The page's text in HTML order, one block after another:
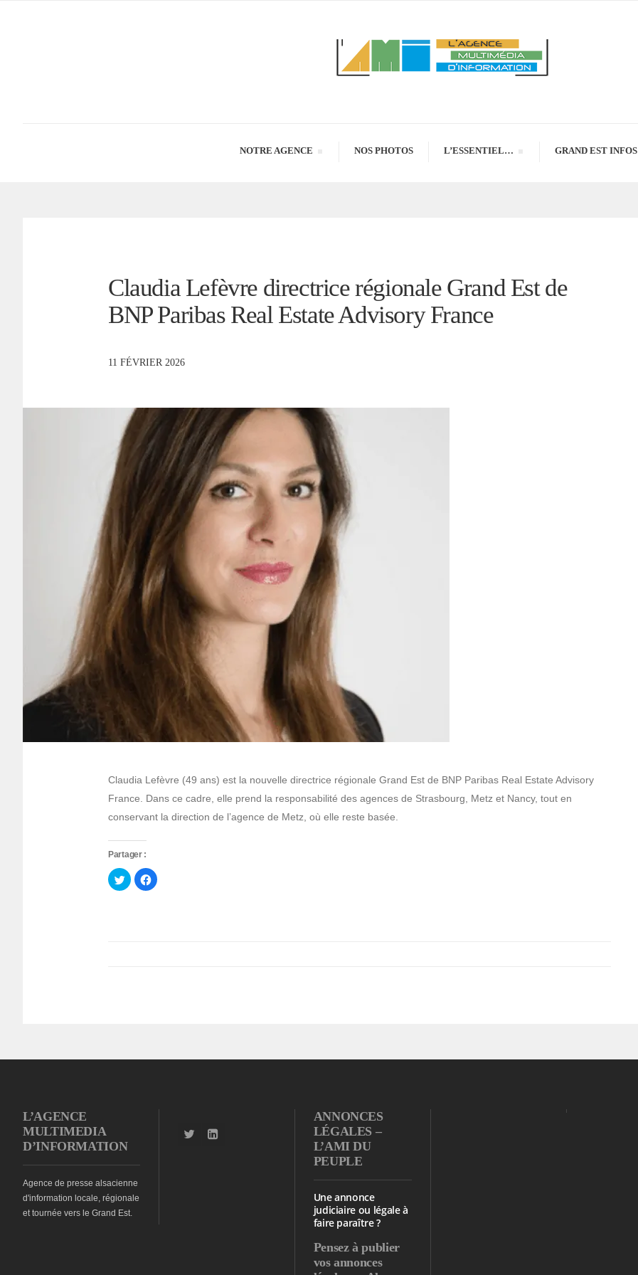
NOTRE AGENCE NOS PHOTOS L’ESSENTIEL… GRAND EST INFOS
Claudia Lefèvre directrice régionale Grand Est de
BNP Paribas Real Estate Advisory France
11 FÉVRIER 2026
Claudia Lefèvre (49 ans) est la nouvelle directrice régionale Grand Est de BNP Paribas Real Estate Advisory
France. Dans ce cadre, elle prend la responsabilité des agences de Strasbourg, Metz et Nancy, tout en
conservant la direction de l’agence de Metz, où elle reste basée.
Partager :
Cliquez
pour
partager
Cliquez
pour
L’AGENCE
MULTIMEDIA
D’INFORMATION
Agence de presse alsacienne
d'information locale, régionale
et tournée vers le Grand Est.
ANNONCES
LÉGALES –
L’AMI DU
PEUPLE
Une annonce
judiciaire ou légale à
faire paraître ?
Pensez à publier
vos annonces